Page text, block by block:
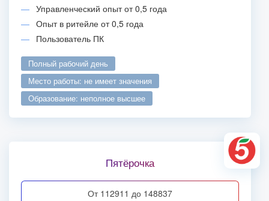
Управленческий опыт от 0,5 года
Опыт в ритейле от 0,5 года
Пользователь ПК
полный рабочий день
место работы: не имеет значения
образование: неполное высшее
Пятёрочка
от 112911 до 148837